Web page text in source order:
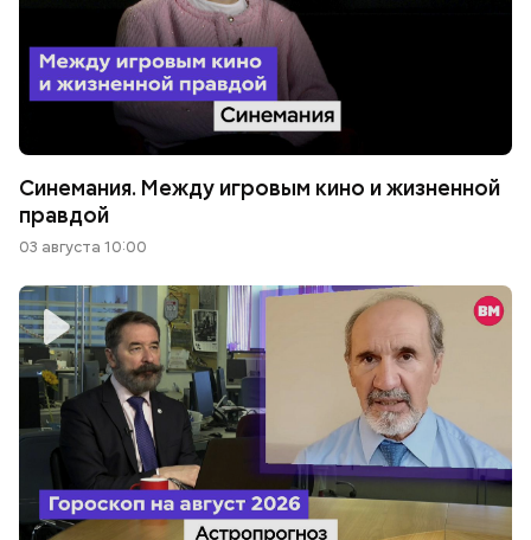
Синемания. Между игровым кино и жизненной
правдой
03 августа 10:00